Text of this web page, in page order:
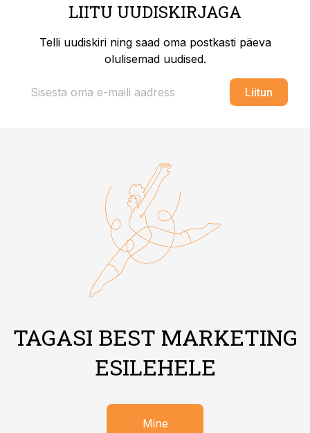
LIITU UUDISKIRJAGA
Telli uudiskiri ning saad oma postkasti päeva
olulisemad uudised.
Liitun
TAGASI BEST MARKETING
ESILEHELE
Mine